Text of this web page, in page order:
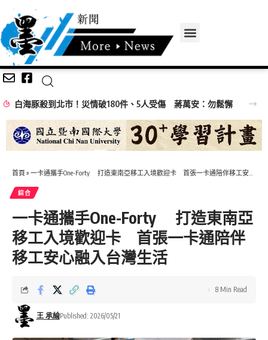
白海豚殺到北市！災情破180件、5人受傷 蔣萬安：勿鬆懈
首頁 » 一卡通攜手One-Forty 打造東南亞移工入境歡迎卡 首張一卡通陪伴移工安心融入台灣生活
綜合
一卡通攜手One-Forty 打造東南亞
移工入境歡迎卡 首張一卡通陪伴
移工安心融入台灣生活
王 承綸Published: 2026/05/21
8 Min Read